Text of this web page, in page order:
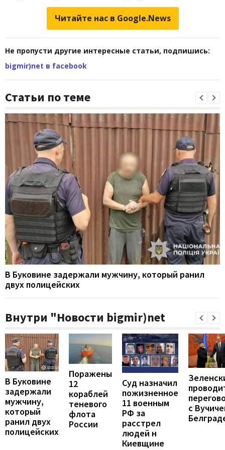
Читайте нас в Google.News
Не пропусти другие интересные статьи, подпишись:
bigmir)net в facebook
Статьи по теме
В Буковине задержали мужчину, который ранил
двух полицейских
Внутри "Новости bigmir)net
В Буковине
задержали
мужчину,
который
ранил двух
полицейских
Поражены
12
кораблей
теневого
флота
России
Суд назначил
пожизненное
11 военным
РФ за
расстрел
людей н
Киевщине
с